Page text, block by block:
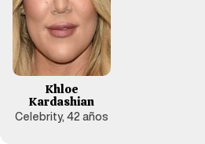
Khloe
Kardashian
Celebrity, 42 años